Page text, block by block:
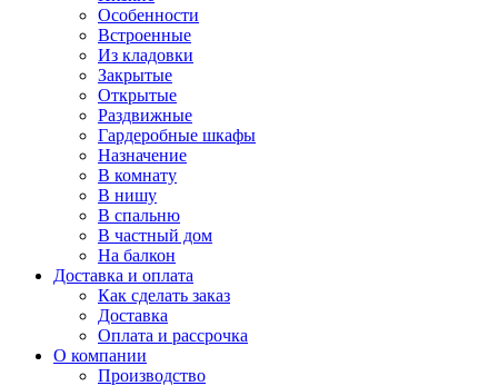
Особенности
Встроенные
Из кладовки
Закрытые
Открытые
Раздвижные
Гардеробные шкафы
Назначение
В комнату
В нишу
В спальню
В частный дом
На балкон
Доставка и оплата
Как сделать заказ
Доставка
Оплата и рассрочка
О компании
Производство